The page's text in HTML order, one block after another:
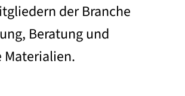
der Branche
Beratung und
Materialien.